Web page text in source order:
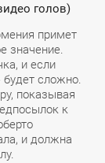
голов)
примет
значение.
и если
будет сложно.
показывая
к
и должна